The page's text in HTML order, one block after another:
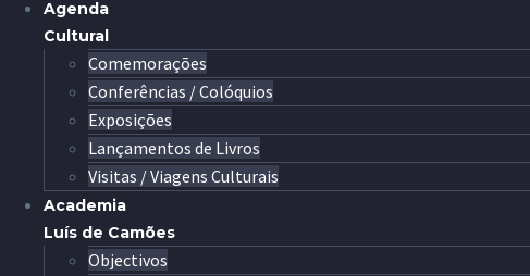
Agenda
Cultural
Comemorações
Conferências / Colóquios
Exposições
Lançamentos de Livros
Visitas / Viagens Culturais
Academia
Luís de Camões
Objectivos